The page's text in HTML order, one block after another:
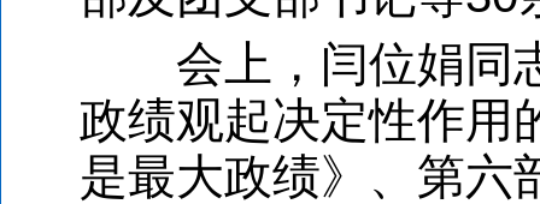
会上，闫位娟同志
政绩观起决定性作用
是最大政绩》、第六